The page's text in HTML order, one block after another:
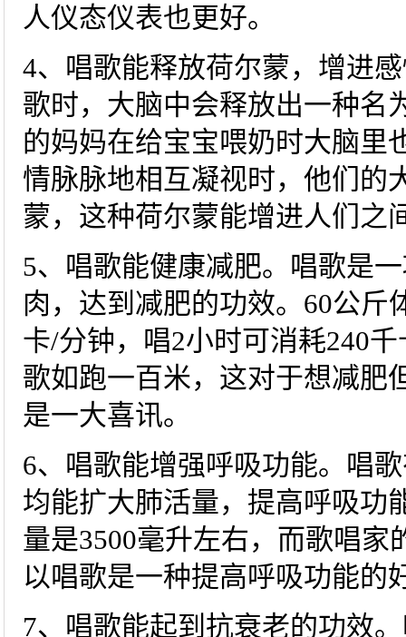
人仪态仪表也更好。
4、唱歌能释放荷尔蒙，增进
歌时，大脑中会释放出一种名
的妈妈在给宝宝喂奶时大脑里
情脉脉地相互凝视时，他们的
蒙，这种荷尔蒙能增进人们之
5、唱歌能健康减肥。唱歌是
肉，达到减肥的功效。60公斤
卡/分钟，唱2小时可消耗240
歌如跑一百米，这对于想减肥
是一大喜讯。
6、唱歌能增强呼吸功能。唱
均能扩大肺活量，提高呼吸功
量是3500毫升左右，而歌唱家
以唱歌是一种提高呼吸功能的
7、唱歌能起到抗衰老的功效